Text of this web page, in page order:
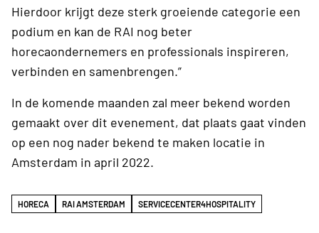
Hierdoor krijgt deze sterk groeiende categorie een
podium en kan de RAI nog beter
horecaondernemers en professionals inspireren,
verbinden en samenbrengen.”
In de komende maanden zal meer bekend worden
gemaakt over dit evenement, dat plaats gaat vinden
op een nog nader bekend te maken locatie in
Amsterdam in april 2022.
HORECA RAI AMSTERDAM SERVICECENTER4HOSPITALITY